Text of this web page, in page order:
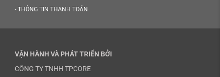
- THÔNG TIN THANH TOÁN
VẬN HÀNH VÀ PHÁT TRIỂN BỞI
CÔNG TY TNHH TPCORE